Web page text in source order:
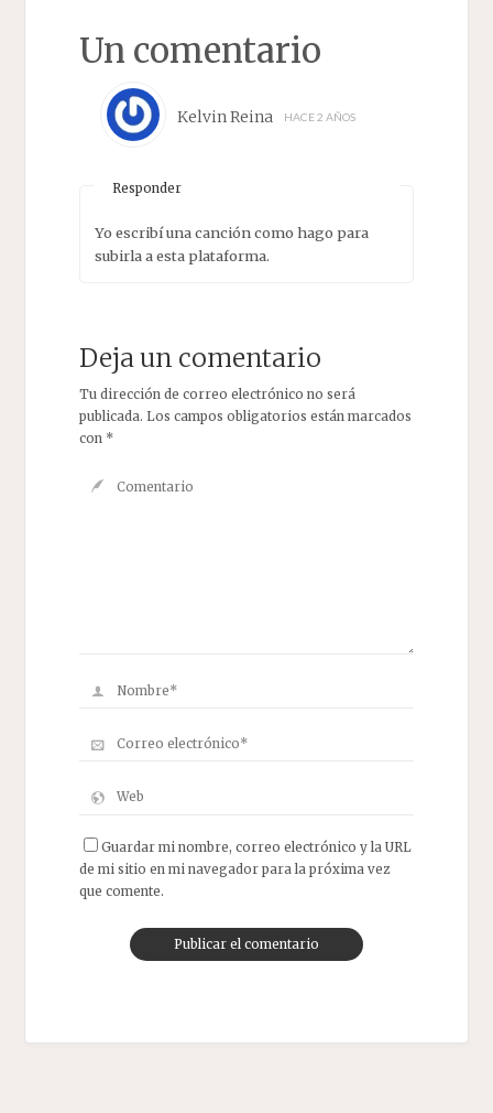
Un comentario
Kelvin Reina HACE 2 AÑOS
Responder
Yo escribí una canción como hago para
subirla a esta plataforma.
Deja un comentario
Tu dirección de correo electrónico no será
publicada. Los campos obligatorios están marcados
con *
Guardar mi nombre, correo electrónico y la URL
de mi sitio en mi navegador para la próxima vez
que comente.